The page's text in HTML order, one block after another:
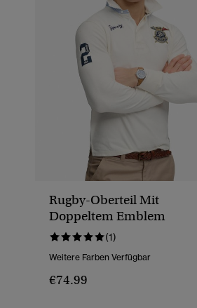
Rugby-Oberteil Mit
Doppeltem Emblem
(1)
Weitere Farben Verfügbar
€74.99